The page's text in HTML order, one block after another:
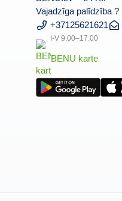
MAGNEFLEX
Joint
Complex
pulveris
|
BENU.LV
Vajadzīga palīdzība ?
+37125621621
I-V 9.00–17.00
BENU
karte
BENU karte